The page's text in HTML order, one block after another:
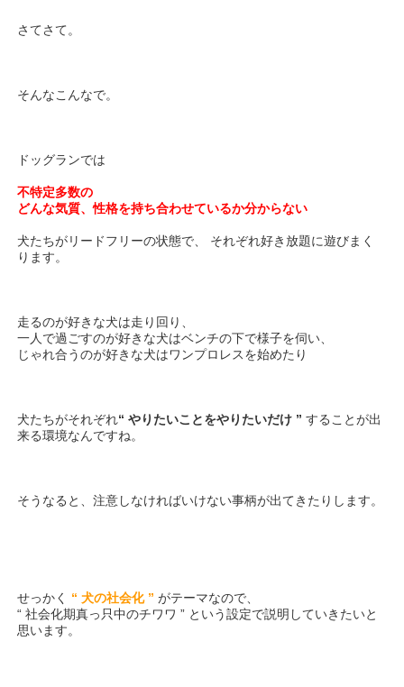
さてさて。
そんなこんなで。
ドッグランでは
不特定多数の
どんな気質、性格を持ち合わせているか分からない
犬たちがリードフリーの状態で、 それぞれ好き放題に遊びまく
ります。
走るのが好きな犬は走り回り、
一人で過ごすのが好きな犬はベンチの下で様子を伺い、
じゃれ合うのが好きな犬はワンプロレスを始めたり
犬たちがそれぞれ“ やりたいことをやりたいだけ ” することが出
来る環境なんですね。
そうなると、注意しなければいけない事柄が出てきたりします。
せっかく “ 犬の社会化 ” がテーマなので、
“ 社会化期真っ只中のチワワ ” という設定で説明していきたいと
思います。